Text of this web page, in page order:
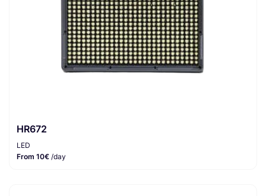
HR672
LED
From 10€ /day